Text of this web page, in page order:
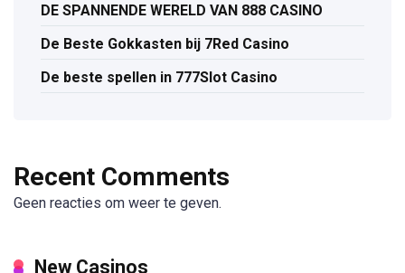
DE SPANNENDE WERELD VAN 888 CASINO
De Beste Gokkasten bij 7Red Casino
De beste spellen in 777Slot Casino
Recent Comments
Geen reacties om weer te geven.
New Casinos